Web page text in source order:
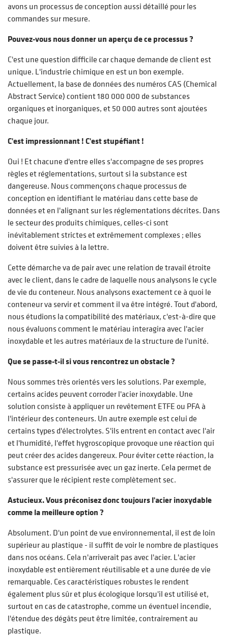
avons un processus de conception aussi détaillé pour les
commandes sur mesure.
Pouvez-vous nous donner un aperçu de ce processus ?
C'est une question difficile car chaque demande de client est
unique. L'industrie chimique en est un bon exemple.
Actuellement, la base de données des numéros CAS (Chemical
Abstract Service) contient 180 000 000 de substances
organiques et inorganiques, et 50 000 autres sont ajoutées
chaque jour.
C'est impressionnant ! C'est stupéfiant !
Oui ! Et chacune d'entre elles s'accompagne de ses propres
règles et réglementations, surtout si la substance est
dangereuse. Nous commençons chaque processus de
conception en identifiant le matériau dans cette base de
données et en l'alignant sur les réglementations décrites. Dans
le secteur des produits chimiques, celles-ci sont
inévitablement strictes et extrêmement complexes ; elles
doivent être suivies à la lettre.
Cette démarche va de pair avec une relation de travail étroite
avec le client, dans le cadre de laquelle nous analysons le cycle
de vie du conteneur. Nous analysons exactement ce à quoi le
conteneur va servir et comment il va être intégré. Tout d'abord,
nous étudions la compatibilité des matériaux, c'est-à-dire que
nous évaluons comment le matériau interagira avec l'acier
inoxydable et les autres matériaux de la structure de l'unité.
Que se passe-t-il si vous rencontrez un obstacle ?
Nous sommes très orientés vers les solutions. Par exemple,
certains acides peuvent corroder l'acier inoxydable. Une
solution consiste à appliquer un revêtement ETFE ou PFA à
l'intérieur des conteneurs. Un autre exemple est celui de
certains types d'électrolytes. S'ils entrent en contact avec l'air
et l'humidité, l'effet hygroscopique provoque une réaction qui
peut créer des acides dangereux. Pour éviter cette réaction, la
substance est pressurisée avec un gaz inerte. Cela permet de
s'assurer que le récipient reste complètement sec.
Astucieux. Vous préconisez donc toujours l'acier inoxydable
comme la meilleure option ?
Absolument. D'un point de vue environnemental, il est de loin
supérieur au plastique - il suffit de voir le nombre de plastiques
dans nos océans. Cela n'arriverait pas avec l'acier. L'acier
inoxydable est entièrement réutilisable et a une durée de vie
remarquable. Ces caractéristiques robustes le rendent
également plus sûr et plus écologique lorsqu'il est utilisé et,
surtout en cas de catastrophe, comme un éventuel incendie,
l'étendue des dégâts peut être limitée, contrairement au
plastique.